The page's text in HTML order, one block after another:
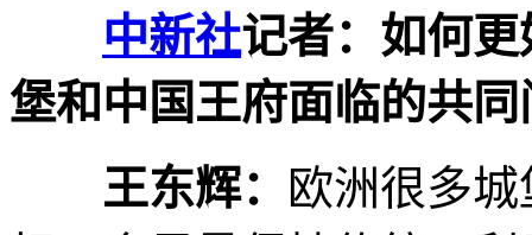
中新社记者：如何
堡和中国王府面临的共
王东辉：
欧洲很多